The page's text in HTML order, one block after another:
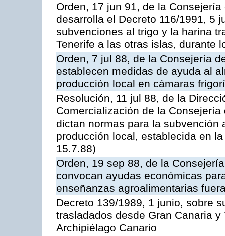
Orden, 17 jun 91, de la
desarrolla el Decreto 116/1991, 5
subvenciones al trigo y la harina
Tenerife a las otras islas, durante
Orden, 7 jul 88, de la Consejería
establecen medidas de ayuda al
producción local en cámaras
Resolución, 11 jul 88, de la
Comercialización de la
dictan normas para la subvención
producción local, establecida en
15.7.88)
Orden, 19 sep 88, de la
convocan ayudas económicas
enseñanzas agroalimentarias
Decreto 139/1989, 1 junio, sobre
trasladados desde Gran Canaria
Archipiélago Canario